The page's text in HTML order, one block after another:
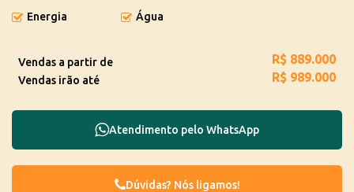
Energia Água
R$ 889.000
Vendas a partir de
R$ 989.000
Vendas irão até
Atendimento pelo WhatsApp
Dúvidas? Nós ligamos!